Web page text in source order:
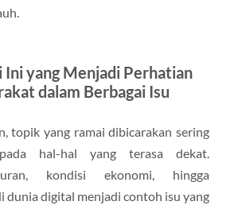
Ini yang Menjadi Perhatian
dalam Berbagai Isu
topik yang ramai dibicarakan sering
hal-hal yang terasa dekat.
kondisi ekonomi, hingga
dunia digital menjadi contoh isu yang